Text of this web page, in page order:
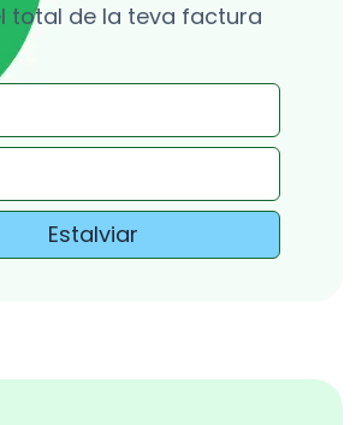
total de la teva factura
Estalviar